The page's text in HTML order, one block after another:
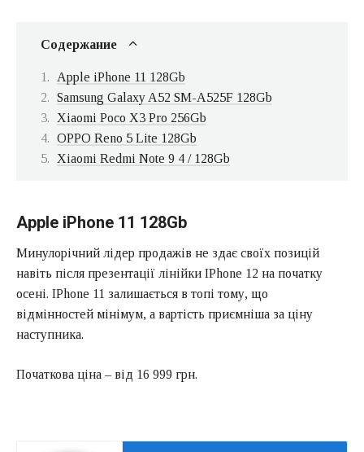
Содержание
Apple iPhone 11 128Gb
Samsung Galaxy A52 SM-A525F 128Gb
Xiaomi Poco X3 Pro 256Gb
OPPO Reno 5 Lite 128Gb
Xiaomi Redmi Note 9 4 / 128Gb
Apple iPhone 11 128Gb
Минулорічний лідер продажів не здає своїх позицій
навіть після презентації лінійки IPhone 12 на початку
осені. IPhone 11 залишається в топі тому, що
відмінностей мінімум, а вартість приємніша за ціну
наступника.
Початкова ціна – від 16 999 грн.